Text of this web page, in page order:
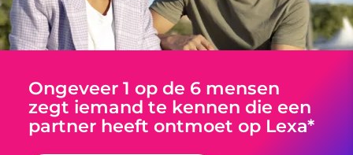
Ongeveer 1 op de 6 mensen
zegt iemand te kennen die een
partner heeft ontmoet op Lexa*